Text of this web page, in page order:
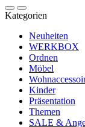
Kategorien
Neuheiten
WERKBOX
Ordnen
Möbel
Kinder
Präsentation
Themen
SALE &